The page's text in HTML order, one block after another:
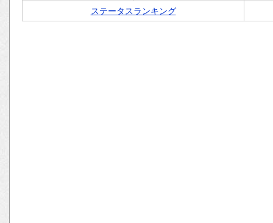
ステータスランキング